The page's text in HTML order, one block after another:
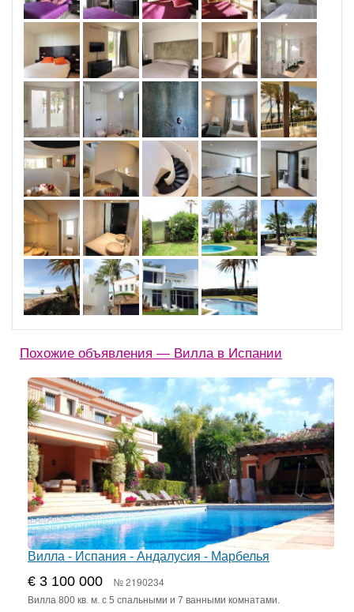
Похожие объявления — Вилла в Испании
Вилла - Испания - Андалусия - Марбелья
€ 3 100 000 № 2190234
Вилла 800 кв. м. с 5 спальными и 7 ванными комнатами.